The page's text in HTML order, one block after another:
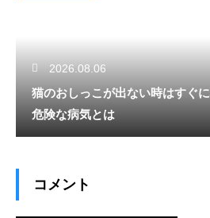
2026.08.06
猫のおしっこが出ない時はすぐ
危険な病気とは
コメント